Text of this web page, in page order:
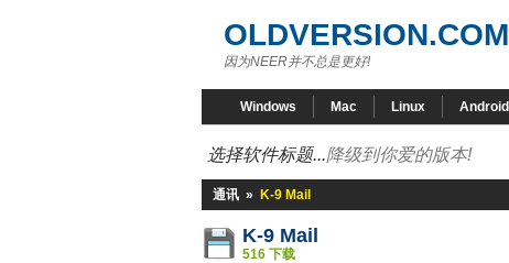
OLDVERSION.COM
因为NEER并不总是更好!
Windows Mac Linux Android
选择软件标题...降级到你爱的版本!
通讯 » K-9 Mail
K-9 Mail
516 下载